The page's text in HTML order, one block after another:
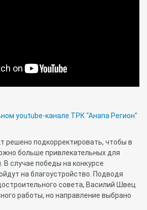
youtube-канале ТРК "Анапа Регион"
решено подкорректировать, чтобы в
больше привлекательных для
В случае победы на конкурсе
на благоустройство. Подводя
совета, Василий Швец
работы, но направление выбрано